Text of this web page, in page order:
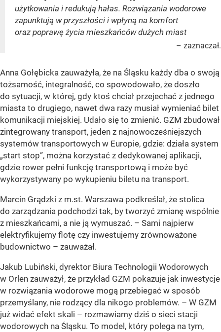
użytkowania i redukują hałas. Rozwiązania wodorowe
zapunktują w przyszłości i wpłyną na komfort
oraz poprawę życia mieszkańców dużych miast
– zaznaczał.
Anna Gołębicka zauważyła, że na Śląsku każdy dba o swoją
tożsamość, integralność, co spowodowało, że doszło
do sytuacji, w której, gdy ktoś chciał przejechać z jednego
miasta to drugiego, nawet dwa razy musiał wymieniać bilet
komunikacji miejskiej. Udało się to zmienić. GZM zbudował
zintegrowany transport, jeden z najnowocześniejszych
systemów transportowych w Europie, gdzie: działa system
„start stop”, można korzystać z dedykowanej aplikacji,
gdzie rower pełni funkcję transportową i może być
wykorzystywany po wykupieniu biletu na transport.
Marcin Grądzki z m.st. Warszawa podkreślał, że stolica
do zarządzania podchodzi tak, by tworzyć zmianę wspólnie
z mieszkańcami, a nie ją wymuszać. – Sami najpierw
elektryfikujemy flotę czy inwestujemy zrównoważone
budownictwo – zauważał.
Jakub Lubiński, dyrektor Biura Technologii Wodorowych
w Orlen zauważył, że przykład GZM pokazuje jak inwestycje
w rozwiązania wodorowe mogą przebiegać w sposób
przemyślany, nie rodzący dla nikogo problemów. – W GZM
już widać efekt skali – rozmawiamy dziś o sieci stacji
wodorowych na Śląsku. To model, który polega na tym,